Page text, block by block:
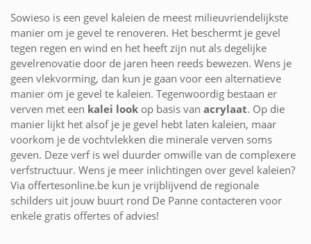
Sowieso is een gevel kaleien de meest milieuvriendelijkste
manier om je gevel te renoveren. Het beschermt je gevel
tegen regen en wind en het heeft zijn nut als degelijke
gevelrenovatie door de jaren heen reeds bewezen. Wens je
geen vlekvorming, dan kun je gaan voor een alternatieve
manier om je gevel te kaleien. Tegenwoordig bestaan er
verven met een kalei look op basis van acrylaat. Op die
manier lijkt het alsof je je gevel hebt laten kaleien, maar
voorkom je de vochtvlekken die minerale verven soms
geven. Deze verf is wel duurder omwille van de complexere
verfstructuur. Wens je meer inlichtingen over gevel kaleien?
Via offertesonline.be kun je vrijblijvend de regionale
schilders uit jouw buurt rond De Panne contacteren voor
enkele gratis offertes of advies!